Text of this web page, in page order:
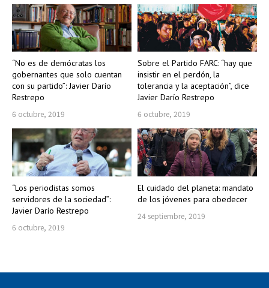
“No es de demócratas los
gobernantes que solo cuentan
con su partido”: Javier Darío
Restrepo
6 octubre, 2019
Sobre el Partido FARC: “hay que
insistir en el perdón, la
tolerancia y la aceptación”, dice
Javier Darío Restrepo
6 octubre, 2019
“Los periodistas somos
servidores de la sociedad”:
Javier Darío Restrepo
6 octubre, 2019
El cuidado del planeta: mandato
de los jóvenes para obedecer
24 septiembre, 2019